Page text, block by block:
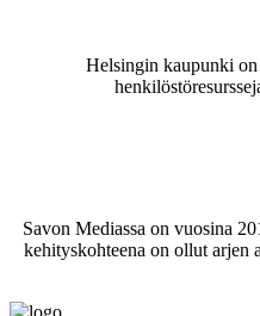
Helsingin kaupunki
Savon Mediassa on vuosina
kehityskohteena on ollut arjen